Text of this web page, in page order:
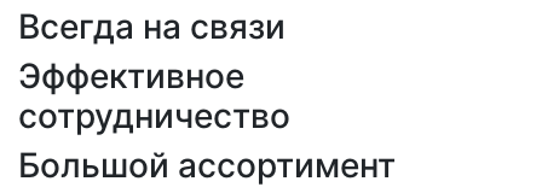
Всегда на связи
Эффективное
сотрудничество
Большой ассортимент